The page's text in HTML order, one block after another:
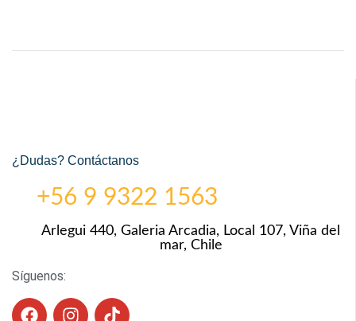
¿Dudas? Contáctanos
+56 9 9322 1563
Arlegui 440, Galeria Arcadia, Local 107, Viña del
mar, Chile
Síguenos: